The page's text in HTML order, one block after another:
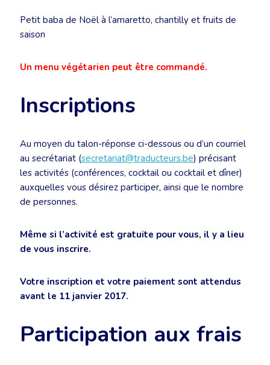
Petit baba de Noël à l’amaretto, chantilly et fruits de
saison
Un menu végétarien peut être commandé.
Inscriptions
Au moyen du talon-réponse ci-dessous ou d’un courriel
au secrétariat (secretariat@traducteurs.be) précisant
les activités (conférences, cocktail ou cocktail et dîner)
auxquelles vous désirez participer, ainsi que le nombre
de personnes.
Même si l’activité est gratuite pour vous, il y a lieu
de vous inscrire.
Votre inscription et votre paiement sont attendus
avant le 11 janvier 2017.
Participation aux frais